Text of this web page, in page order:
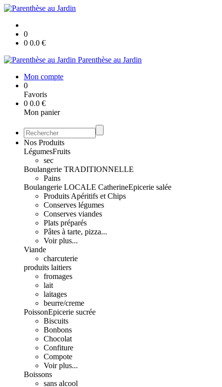
0
0 0.0 €
Parenthèse au Jardin
Mon compte
0
Favoris
0 0.0 €
Mon panier
Nos Produits
LégumesFruits
sec
Boulangerie TRADITIONNELLE
Pains
Boulangerie LOCALE CatherineEpicerie salée
Produits Apéritifs et Chips
Conserves légumes
Conserves viandes
Plats préparés
Pâtes à tarte, pizza...
Voir plus...
Viande
charcuterie
produits laitiers
fromages
lait
laitages
beurre/creme
PoissonEpicerie sucrée
Biscuits
Bonbons
Chocolat
Confiture
Compote
Voir plus...
Boissons
sans alcool